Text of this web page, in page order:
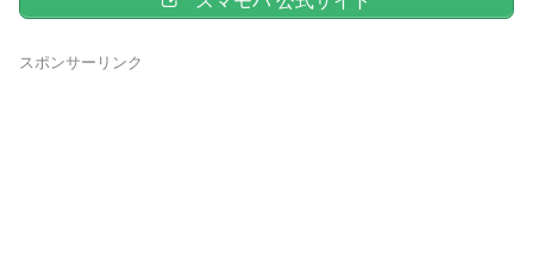
スポンサーリンク